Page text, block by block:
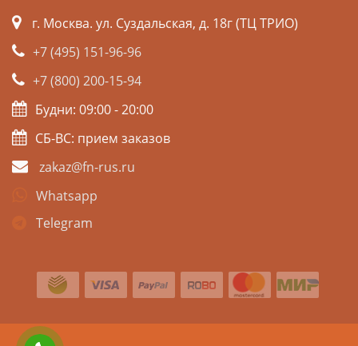
г. Москва. ул. Суздальская, д. 18г (ТЦ ТРИО)
+7 (495) 151-96-96
+7 (800) 200-15-94
Будни: 09:00 - 20:00
СБ-ВС: прием заказов
zakaz@fn-rus.ru
Whatsapp
Telegram